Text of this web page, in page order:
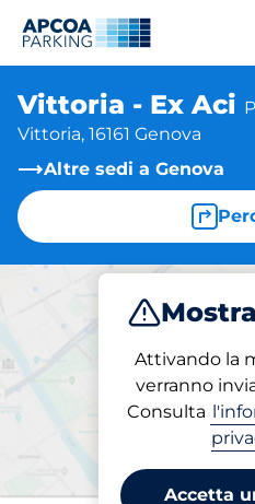
Vittoria - Ex Aci
Vittoria, 16161 Genova
Altre sedi a Genova
Attivando la
verranno
Consulta
Accetta
Parcheggio
Vittoria - Ex